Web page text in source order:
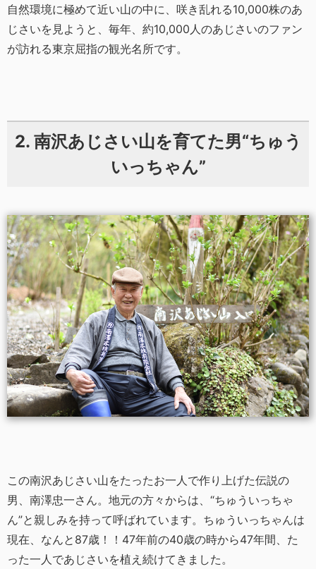
自然環境に極めて近い山の中に、咲き乱れる10,000株のあ
じさいを見ようと、毎年、約10,000人のあじさいのファン
が訪れる東京屈指の観光名所です。
2. 南沢あじさい山を育てた男“ちゅう
いっちゃん”
この南沢あじさい山をたったお一人で作り上げた伝説の
男、南澤忠一さん。地元の方々からは、“ちゅういっちゃ
ん”と親しみを持って呼ばれています。ちゅういっちゃんは
現在、なんと87歳！！47年前の40歳の時から47年間、た
った一人であじさいを植え続けてきました。